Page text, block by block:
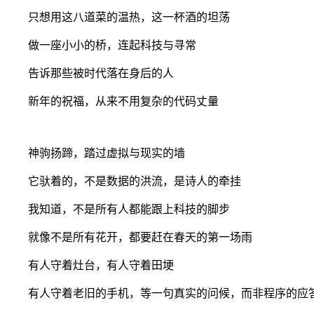
只想用这八道菜的温热，这一杯酒的坦荡
做一座小小的桥，连起科技与寻常
告诉那些被时代落在身后的人
新年的祝福，从来不用复杂的代码丈量
神驹扬蹄，踏过虚拟与现实的墙
它驮着的，不是数据的洪流，是诗人的牵挂
我知道，不是所有人都能跟上科技的脚步
就像不是所有花开，都要赶在春天的第一场雨
有人守着灶台，有人守着田埂
有人守着老旧的手机，等一句真实的问候，而非程序的应